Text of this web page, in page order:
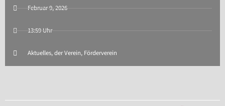
Februar 9, 2026
13:59 Uhr
Aktuelles,der Verein, Förderverein